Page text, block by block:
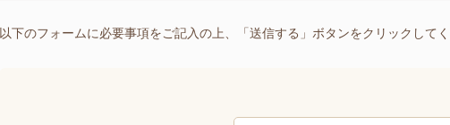
以下のフォームに必要事項をご記入の上、「送信する」ボタンをクリックしてく